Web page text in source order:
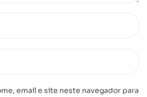
email e site neste navegador para